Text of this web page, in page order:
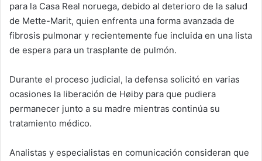
para la Casa Real noruega, debido al deterioro de la salud
de Mette-Marit, quien enfrenta una forma avanzada de
fibrosis pulmonar y recientemente fue incluida en una lista
de espera para un trasplante de pulmón.
Durante el proceso judicial, la defensa solicitó en varias
ocasiones la liberación de Høiby para que pudiera
permanecer junto a su madre mientras continúa su
tratamiento médico.
Analistas y especialistas en comunicación consideran que